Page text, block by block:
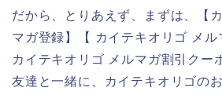
だから、とりあえず、まずは、【
マガ登録】【 カイテキオリゴ メル
カイテキオリゴ メルマガ割引クー
友達と一緒に、カイテキオリゴの